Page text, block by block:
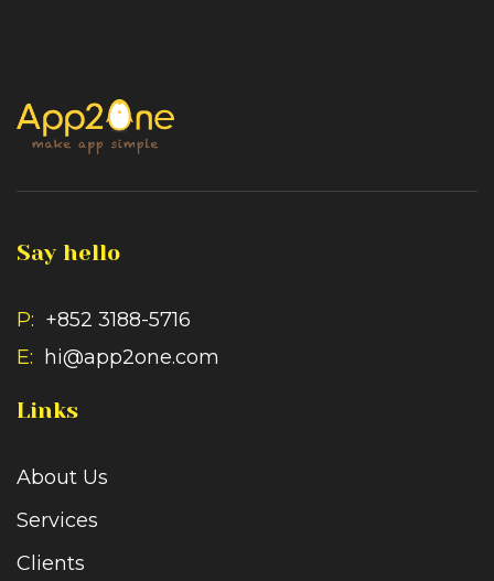
Say hello
P: +852 3188-5716
E:
hi@app2one.com
Links
About Us
Services
Clients